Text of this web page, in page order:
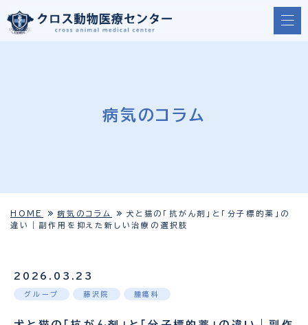
病気のコラム
HOME 病気のコラム
犬と猫の「抗がん剤」と「分子標的薬」の
違い｜副作用を抑えた新しい治療の選択肢
2026.03.23
グループ 藤沢院 腫瘍科